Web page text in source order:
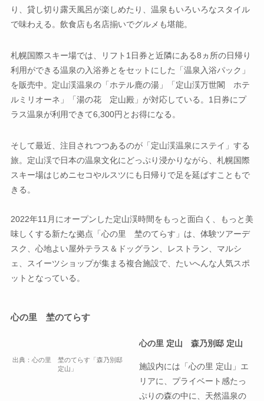
り、貸し切り露天風呂が楽しめたり、温泉もいろいろなスタイル
で味わえる。飲食店も名店揃いでグルメも堪能。
札幌国際スキー場では、リフト1日券と近隣にある8ヵ所の日帰り
利用ができる温泉の入浴券とをセットにした「温泉入浴パック」
を販売中。定山渓温泉の「ホテル鹿の湯」「定山渓万世閣 ホテ
ルミリオーネ」「湯の花 定山殿」が対応している。1日券にプ
ラス温泉が利用できて6,300円とお得になる。
そして最近、注目されつつあるのが「定山渓温泉にステイ」する
旅。定山渓で日本の温泉文化にどっぷり浸かりながら、札幌国際
スキー場はじめニセコやルスツにも日帰りで足を延ばすこともで
きる。
2022年11月にオープンした定山渓時間をもっと面白く、もっと美
味しくする新たな拠点「心の里 埜のてらす」は、体験ツアーデ
スク、心地よい屋外テラス＆ドッグラン、レストラン、マルシ
ェ、スイーツショップが集まる複合施設で、たいへんな人気スポ
ットとなっている。
心の里 埜のてらす
出典：心の里 埜のてらす「森乃別邸
定山」
心の里 定山 森乃別邸 定山
施設内には「心の里 定山」エ
リアに、プライベート感たっ
ぷりの森の中に、天然温泉の